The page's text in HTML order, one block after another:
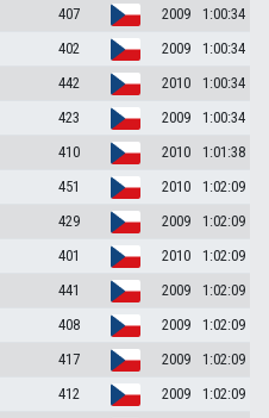
407 2009
1:00:34
402 2009
1:00:34
442 2010
1:00:34
423 2009
1:00:34
410 2010
1:01:38
451 2010
1:02:09
429 2009
1:02:09
401 2010
1:02:09
441 2009
1:02:09
408 2009
1:02:09
417 2009
1:02:09
412 2009
1:02:09